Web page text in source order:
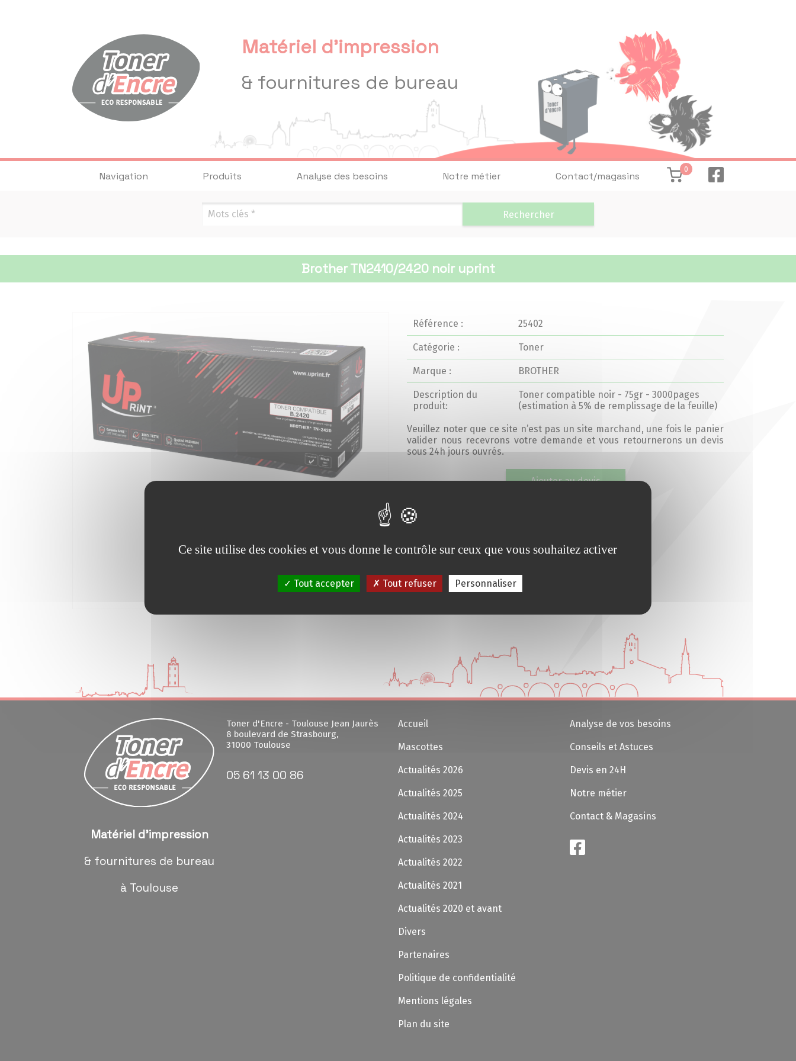
Matériel d'impression
& fournitures de bureau
Navigation Produits Analyse des besoins Notre métier Contact/magasins
0
Rechercher
Brother TN2410/2420 noir uprint
Référence : 25402
Catégorie : Toner
Marque : BROTHER
Description du
produit:
Toner compatible noir - 75gr - 3000pages
(estimation à 5% de remplissage de la feuille)
Veuillez noter que ce site n’est pas un site marchand, une fois le panier
valider nous recevrons votre demande et vous retournerons un devis
sous 24h jours ouvrés.
Ajouter au devis
Matériel d'impression
& fournitures de bureau
à Toulouse
Toner d'Encre - Toulouse Jean Jaurès
8 boulevard de Strasbourg,
31000 Toulouse
05 61 13 00 86
Accueil
Mascottes
Actualités 2026
Actualités 2025
Actualités 2024
Actualités 2023
Actualités 2022
Actualités 2021
Actualités 2020 et avant
Divers
Partenaires
Politique de confidentialité
Mentions légales
Plan du site
Analyse de vos besoins
Conseils et Astuces
Devis en 24H
Notre métier
Contact & Magasins
Ce site utilise des cookies et vous donne le contrôle sur ceux que vous souhaitez activer
Tout accepter Tout refuser Personnaliser